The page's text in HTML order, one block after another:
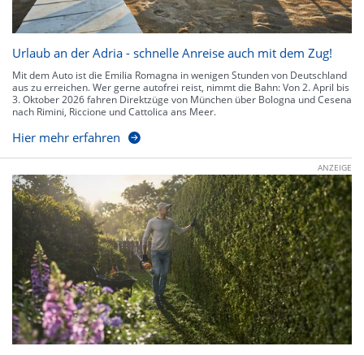
Urlaub an der Adria - schnelle Anreise auch mit dem Zug!
Mit dem Auto ist die Emilia Romagna in wenigen Stunden von Deutschland
aus zu erreichen. Wer gerne autofrei reist, nimmt die Bahn: Von 2. April bis
3. Oktober 2026 fahren Direktzüge von München über Bologna und Cesena
nach Rimini, Riccione und Cattolica ans Meer.
Hier mehr erfahren
ANZEIGE